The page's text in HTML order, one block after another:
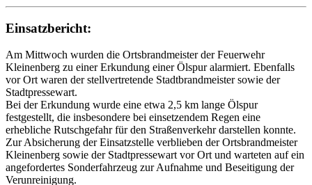
Einsatzbericht:
Am Mittwoch wurden die Ortsbrandmeister der Feuerwehr
Kleinenberg zu einer Erkundung einer Ölspur alarmiert. Ebenfalls
vor Ort waren der stellvertretende Stadtbrandmeister sowie der
Stadtpressewart.
Bei der Erkundung wurde eine etwa 2,5 km lange Ölspur
festgestellt, die insbesondere bei einsetzendem Regen eine
erhebliche Rutschgefahr für den Straßenverkehr darstellen konnte.
Zur Absicherung der Einsatzstelle verblieben der Ortsbrandmeister
Kleinenberg sowie der Stadtpressewart vor Ort und warteten auf ein
angefordertes Sonderfahrzeug zur Aufnahme und Beseitigung der
Verunreinigung.